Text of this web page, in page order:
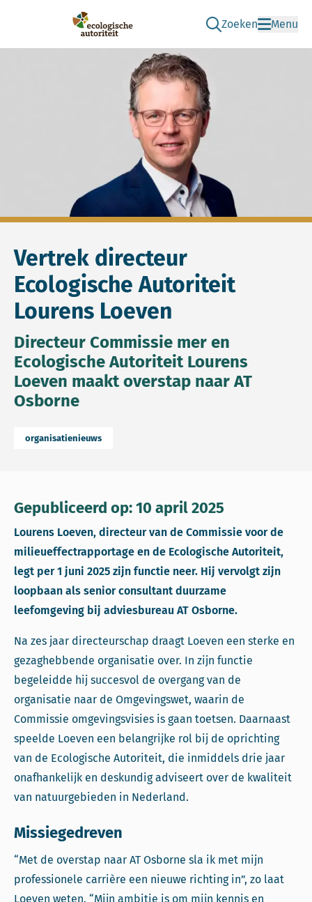
Ecologische Autoriteit
Zoeken
Ga naar de zoek
Menu
Vertrek directeur
Ecologische Autoriteit
Lourens Loeven
Directeur Commissie mer en
Ecologische Autoriteit Lourens
Loeven maakt overstap naar AT
Osborne
organisatienieuws
Gepubliceerd op: 10 april 2025
Lourens Loeven, directeur van de Commissie voor de
milieueffectrapportage en de Ecologische Autoriteit,
legt per 1 juni 2025 zijn functie neer. Hij vervolgt zijn
loopbaan als senior consultant duurzame
leefomgeving bij adviesbureau AT Osborne.
Na zes jaar directeurschap draagt Loeven een sterke en
gezaghebbende organisatie over. In zijn functie
begeleidde hij succesvol de overgang van de
organisatie naar de Omgevingswet, waarin de
Commissie omgevingsvisies is gaan toetsen. Daarnaast
speelde Loeven een belangrijke rol bij de oprichting
van de Ecologische Autoriteit, die inmiddels drie jaar
onafhankelijk en deskundig adviseert over de kwaliteit
van natuurgebieden in Nederland.
Missiegedreven
“Met de overstap naar AT Osborne sla ik met mijn
professionele carrière een nieuwe richting in”, zo laat
Loeven weten. “Mijn ambitie is om mijn kennis en